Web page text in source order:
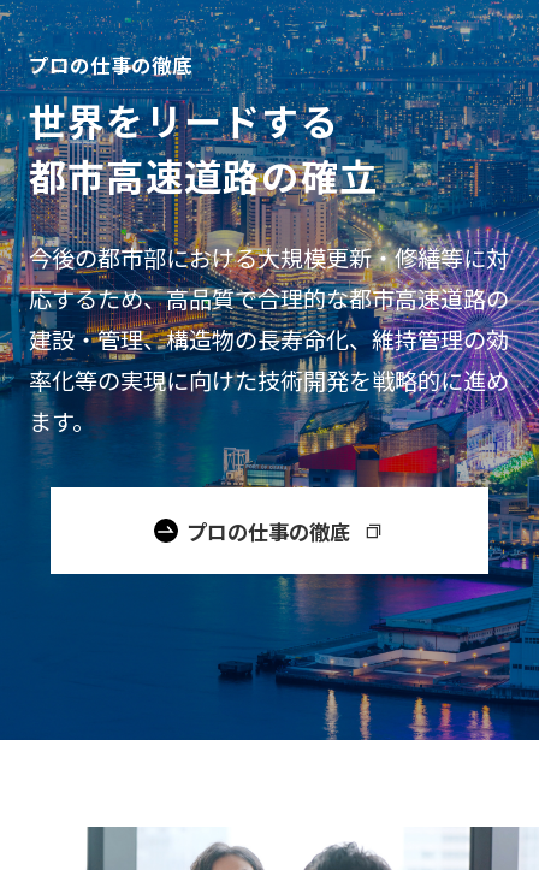
プロの仕事の徹底
世界をリードする
都市高速道路の確立
今後の都市部における大規模更新・修繕等に対
応するため、高品質で合理的な都市高速道路の
建設・管理、構造物の長寿命化、維持管理の効
率化等の実現に向けた技術開発を戦略的に進め
ます。
プロの仕事の徹底